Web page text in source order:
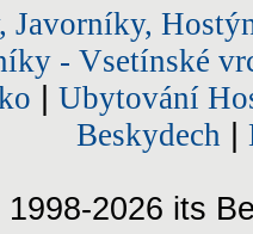
Javorníky,
- Vsetínské
Ubytování
Beskydech
2026 its